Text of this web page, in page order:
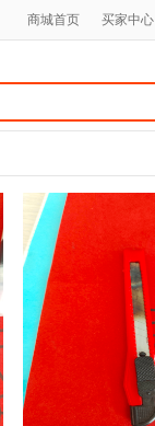
商城首页 买家中心